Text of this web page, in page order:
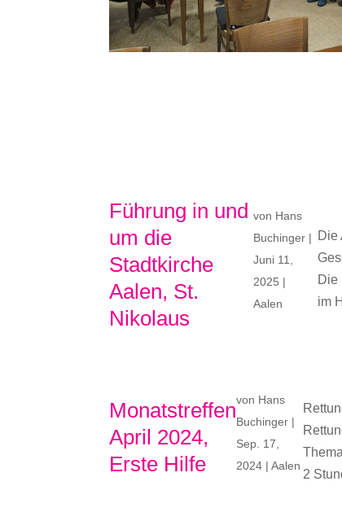
Führung in und
um die
Stadtkirche
Aalen, St.
Nikolaus
von Hans
Buchinger |
Juni 11,
2025 |
Aalen
Die
Die
im
Monatstreffen
April 2024,
Erste Hilfe
von Hans
Buchinger |
Sep. 17,
2024 |Aalen
2